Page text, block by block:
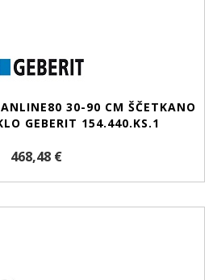
30-90 CM ŠČETKANO
GEBERIT 154.440.KS.1
468,48 €